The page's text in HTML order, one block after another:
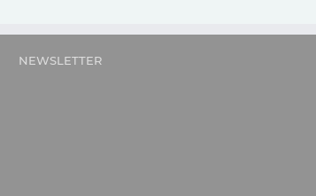
NEWSLETTER